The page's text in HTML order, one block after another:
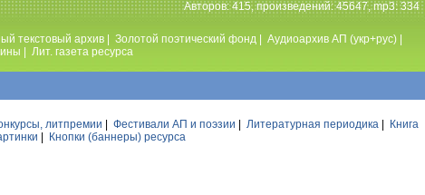
Авторов: 415, произведений: 45647, mp3: 334
текстовый архив Золотой поэтический фонд Аудиоархив АП (укр+рус)
Лит. газета ресурса
литпремии Фестивали АП и поэзии Литературная периодика
Книга
Кнопки (баннеры) ресурса